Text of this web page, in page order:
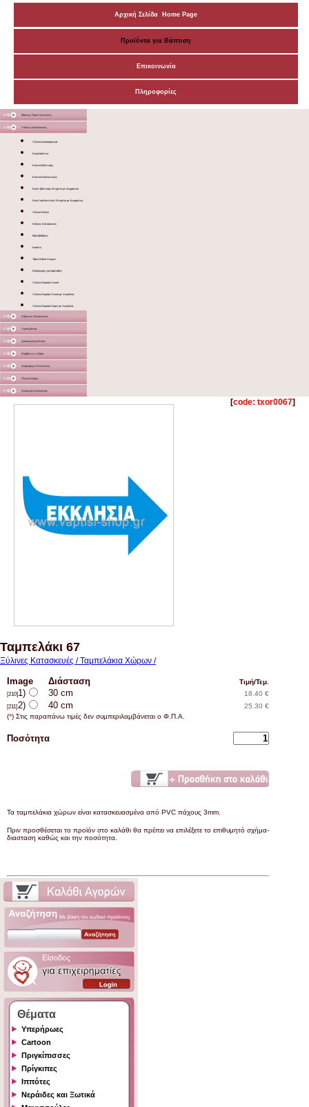
Αρχική Σελίδα Home Page
Προϊόντα για Βάπτιση
Επικοινωνία
Πληροφορίες
Μάσκες Προστατευτικές
Ξύλινες Κατασκευές
Ξύλινα Διακοσμητικά
Κουκλόσπιτα
Κουτιά Βάπτισης
Κουτιά Καλλυντικών
Κουτί βάπτισης Ντυμένο με Δερματίνη
Κουτί καλλυντικών Ντυμένο με Δερματίνη
Ξύλινα Sticks
Ειδικές Κατασκευές
Μολυβοθήκες
Κασπώ
Ταμπελάκια Χώρων
Καλόγερος για λαμπάδες
Ξύλινο Καφάσι Λευκό
Ξύλινο Καφάσι Λευκό με Χερούλια
Ξύλινο Καφάσι Καφέ με Χερούλια
Χάρτινες Κατασκευές
Υφασμάτινα
Διακοσμητικά Σταντ
Καμβάς σε τελάρο
Διάφορα με Εκτύπωση
Γλειφιτζούρια
Στολισμός Εκκλησίας
[code: txor0067]
Ταμπελάκι 67
Ξύλινες Κατασκευές / Ταμπελάκια Χώρων /
Image Διάσταση Τιμή/Τεμ.
[210] 1) 30 cm 18.40 €
[211] 2) 40 cm
25.30 €
(*) Στις παραπάνω τιμές δεν συμπεριλαμβάνεται ο Φ.Π.Α.
Ποσότητα
Τα ταμπελάκια χώρων είναι κατασκευασμένα από PVC πάχους 3mm.
Πριν προσθέσεται το προϊόν στο καλάθι θα πρέπει να επιλέξετε το επιθυμητό σχήμα-
διασταση καθώς και την ποσότητα.
Θέματα
Υπερήρωες
Cartoon
Πριγκίπισσες
Πρίγκιπες
Ιππότες
Νεράιδες και Ξωτικά